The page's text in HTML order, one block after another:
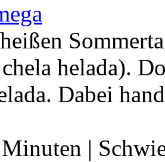
helada).
Dabei
|